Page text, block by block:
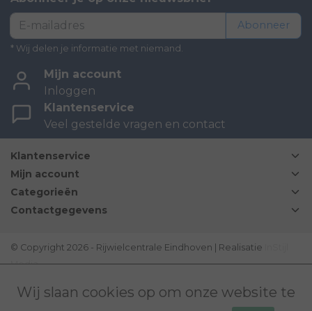
Abonneer
* Wij delen je informatie met niemand.
Mijn account
Inloggen
Klantenservice
Veel gestelde vragen en contact
Klantenservice
Mijn account
Categorieën
Contactgegevens
© Copyright 2026 - Rijwielcentrale Eindhoven | Realisatie
Media
Wij slaan cookies op om onze website te